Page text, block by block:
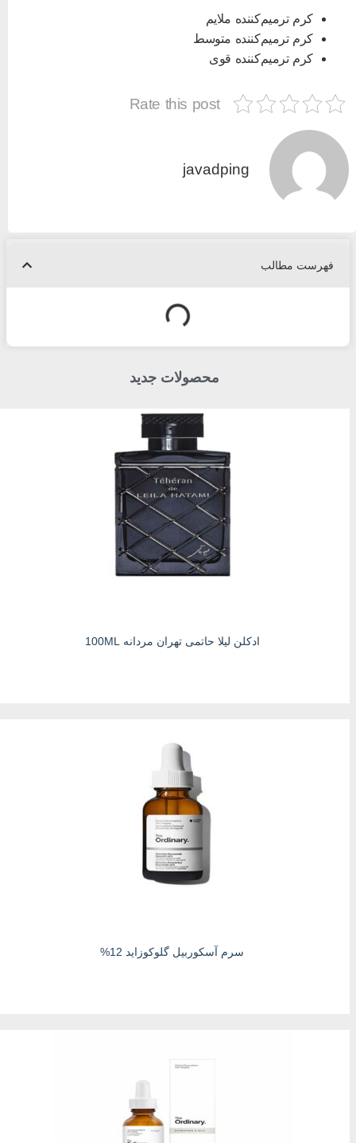
کرم ترمیم‌کننده ملایم
کرم ترمیم‌کننده متوسط
کرم ترمیم‌کننده قوی
Rate this post
javadping
فهرست مطالب
محصولات جدید
ادکلن لیلا حاتمی تهران مردانه 100ML
سرم آسکوربیل گلوکوزاید 12%